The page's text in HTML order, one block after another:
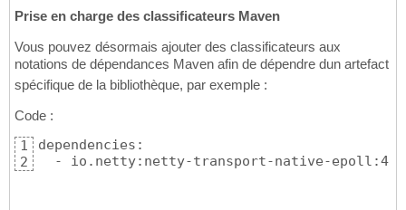
Prise en charge des classificateurs Maven
Vous pouvez désormais ajouter des classificateurs aux
notations de dépendances Maven afin de dépendre dun artefact
spécifique de la bibliothèque, par exemple :
Code :
1
2
dependencies:
- io.netty:netty-transport-native-